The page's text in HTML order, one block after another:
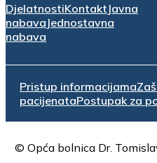
DjelatnostiKontakt Javna
nabava Jednostavna
nabava
Pristup informacijama
pacijenataPostupak za
© Opća bolnica Dr.